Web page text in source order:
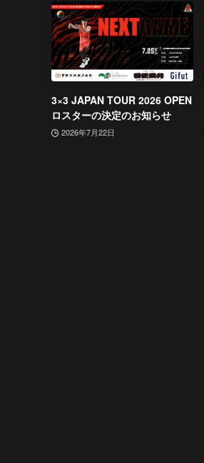
3×3 JAPAN TOUR 2026 OPEN
ロスターの決定のお知らせ
2026年7月22日